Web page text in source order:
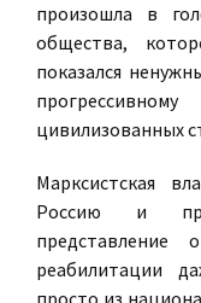
произошла в
общества,
показался
цивилизованных
Марксистская
Россию и
реабилитации